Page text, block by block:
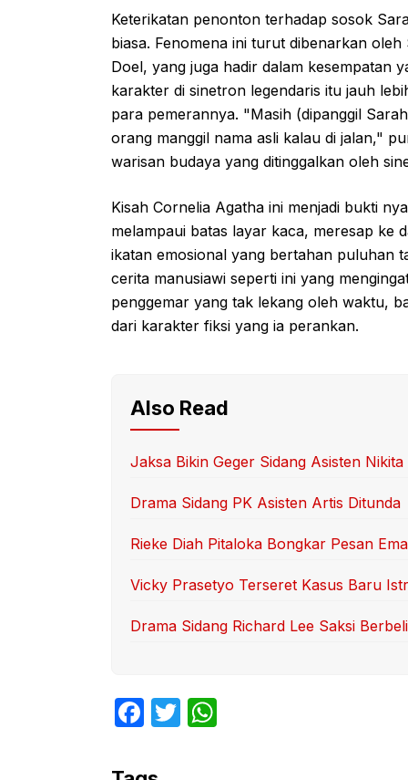
Keterikatan penonton terhadap sosok
biasa. Fenomena ini turut dibenarkan
Doel, yang juga hadir dalam kesempatan
karakter di sinetron legendaris itu jauh
para pemerannya. "Masih (dipanggil
orang manggil nama asli kalau di jalan,"
warisan budaya yang ditinggalkan oleh
Kisah Cornelia Agatha ini menjadi bukti
melampaui batas layar kaca, meresap ke
ikatan emosional yang bertahan puluhan
cerita manusiawi seperti ini yang
penggemar yang tak lekang oleh waktu,
dari karakter fiksi yang ia perankan.
Also Read
Jaksa Bikin Geger Sidang Asisten
Drama Sidang PK Asisten Artis Ditunda
Rieke Diah Pitaloka Bongkar Pesan
Vicky Prasetyo Terseret Kasus Baru
Drama Sidang Richard Lee Saksi
F
c
T